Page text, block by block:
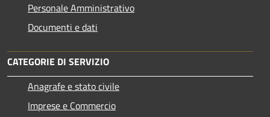
Personale Amministrativo
Documenti e dati
CATEGORIE DI SERVIZIO
Anagrafe e stato civile
Imprese e Commercio